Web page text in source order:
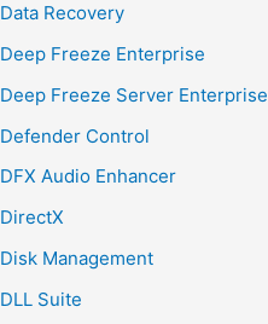
Data Recovery
Deep Freeze Enterprise
Deep Freeze Server Enterprise
Defender Control
DFX Audio Enhancer
DirectX
Disk Management
DLL Suite